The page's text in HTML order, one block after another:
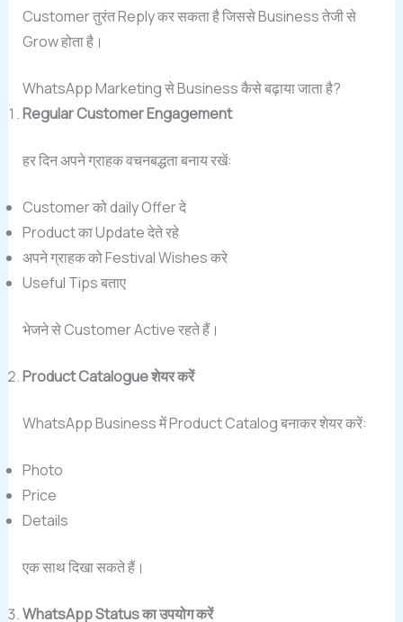
Customer तुरंत Reply कर सकता है जिससे Business तेजी से
Grow होता है।
WhatsApp Marketing से Business कैसे बढ़ाया जाता है?
Regular Customer Engagement
हर दिन अपने ग्राहक वचनबद्धता बनाय रखें:
Customer को daily Offer दे
Product का Update देते रहे
अपने ग्राहक को Festival Wishes करे
Useful Tips बताए
भेजने से Customer Active रहते हैं।
Product Catalogue शेयर करें
WhatsApp Business में Product Catalog बनाकर शेयर करें:
Photo
Price
Details
एक साथ दिखा सकते हैं।
WhatsApp Status का उपयोग करें